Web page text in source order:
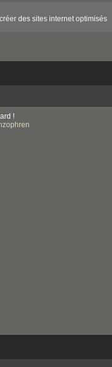
des sites internet optimisés
!